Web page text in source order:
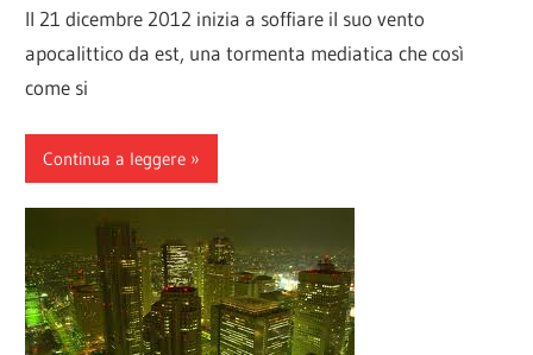
Il 21 dicembre 2012 inizia a soffiare il suo vento
apocalittico da est, una tormenta mediatica che così
come si
Continua a leggere